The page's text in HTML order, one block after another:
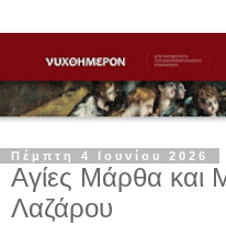
Πέμπτη 4 Ιουνίου 2026
Αγίες Μάρθα και
Λαζάρου